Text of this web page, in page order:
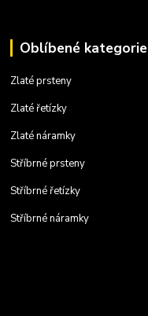
Oblíbené kategorie
Zlaté prsteny
Zlaté řetízky
Zlaté náramky
Stříbrné prsteny
Stříbrné řetízky
Stříbrné náramky